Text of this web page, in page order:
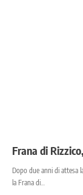
Frana di
Dopo due anni di attesa
la Frana di…